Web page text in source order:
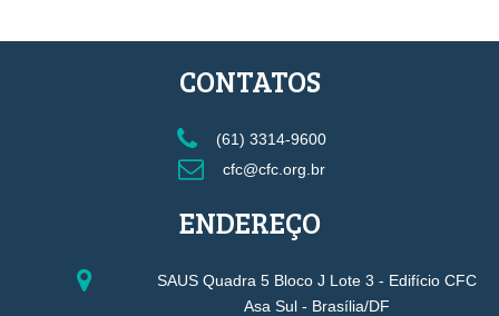
CONTATOS
(61) 3314-9600
cfc@cfc.org.br
ENDEREÇO
SAUS Quadra 5 Bloco J Lote 3 - Edifício CFC
Asa Sul - Brasília/DF